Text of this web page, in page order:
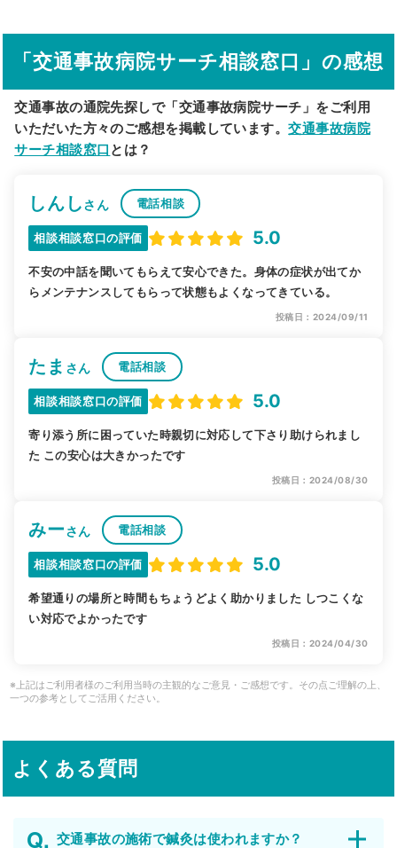
駅から探す 院名から探す
「交通事故病院サーチ相談窓口」の感想
交通事故の通院先探しで「交通事故病院サーチ」をご利用
いただいた方々のご感想を掲載しています。交通事故病院
サーチ相談窓口 とは？
しんしさん 電話相談
相談相談窓口の評価 5.0
不安の中話を聞いてもらえて安心できた。身体の症状が出てか
らメンテナンスしてもらって状態もよくなってきている。
投稿日：2024/09/11
たま さん 電話相談
相談相談窓口の評価 5.0
寄り添う所に困っていた時親切に対応して下さり助けられまし
た この安心は大きかったです
投稿日：2024/08/30
みーさん 電話相談
相談相談窓口の評価 5.0
希望通りの場所と時間もちょうどよく助かりました しつこくな
い対応でよかったです
投稿日：2024/04/30
※上記はご利用者様のご利用当時の主観的なご意見・ご感想です。その点ご理解の上、
一つの参考としてご活用ください。
よくある質問
交通事故の施術で鍼灸は使われますか？